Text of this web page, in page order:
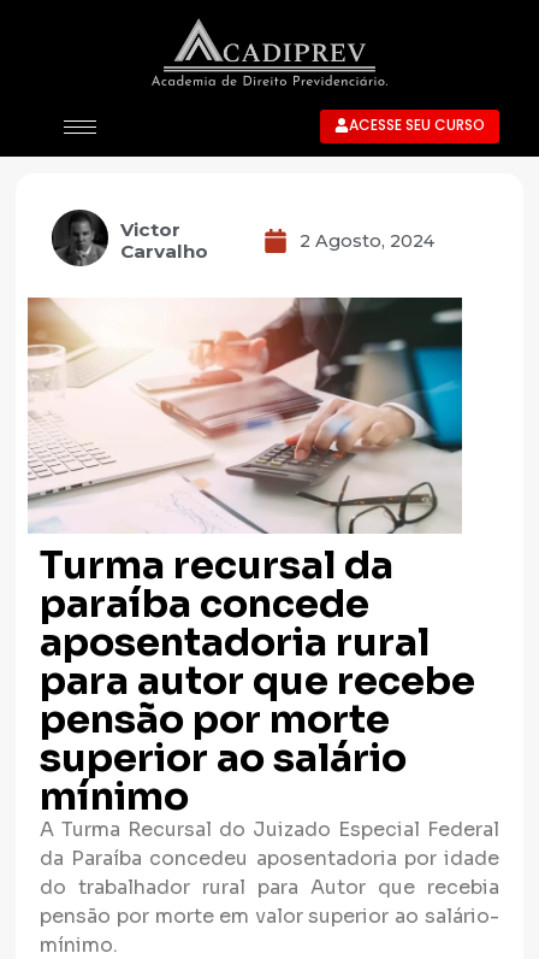
ACESSE SEU CURSO
Victor
Carvalho
2 Agosto, 2024
Turma recursal da
paraíba concede
aposentadoria rural
para autor que recebe
pensão por morte
superior ao salário
mínimo
A Turma Recursal do Juizado Especial Federal
da Paraíba concedeu aposentadoria por idade
do trabalhador rural para Autor que recebia
pensão por morte em valor superior ao salário-
mínimo.